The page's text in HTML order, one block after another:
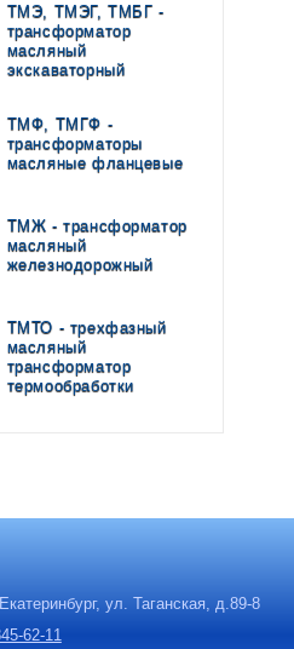
ТМЭ, ТМЭГ, ТМБГ -
трансформатор
масляный
экскаваторный
ТМФ, ТМГФ -
трансформаторы
масляные фланцевые
ТМЖ - трансформатор
масляный
железнодорожный
ТМТО - трехфазный
масляный
трансформатор
термообработки
ул. Таганская, д.89-8
62-11